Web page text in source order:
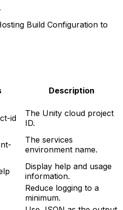
Build Configuration to
Description
id
The Unity cloud project
ID.
The services
environment name.
Display help and usage
information.
Reduce logging to a
minimum.